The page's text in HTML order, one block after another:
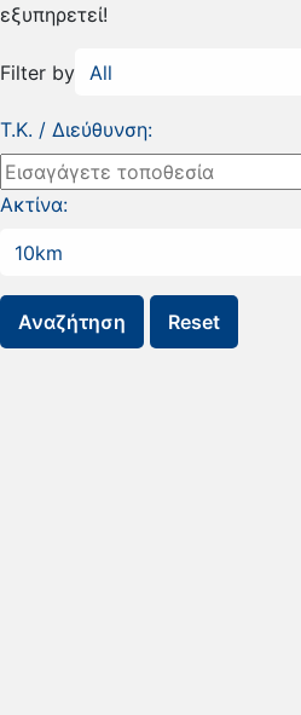
εξυπηρετεί!
Filter by
Τ.Κ. / Διεύθυνση:
Ακτίνα: